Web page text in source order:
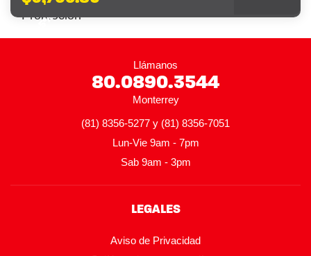
-5%
Llámanos
80.0890.3544
Monterrey
(81) 8356-5277 y (81) 8356-7051
Lun-Vie 9am - 7pm
Sab 9am - 3pm
LEGALES
Aviso de Privacidad